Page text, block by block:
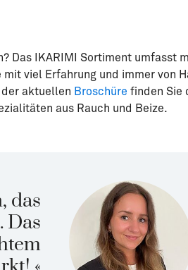
Das IKARIMI Sortiment umfasst
viel Erfahrung und immer von
der aktuellen Broschüre finden Sie
aus Rauch und Beize.
das
Das